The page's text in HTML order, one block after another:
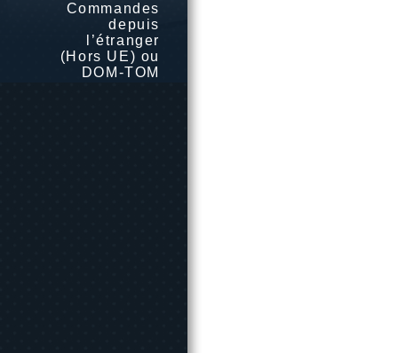
Commandes
depuis
l’étranger
(Hors UE) ou
DOM-TOM